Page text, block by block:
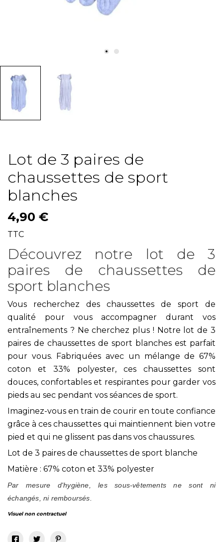
Lot de 3 paires de
chaussettes de sport
blanches
4,90 €
TTC
Découvrez notre lot de 3
paires de chaussettes de
sport blanches
Vous recherchez des chaussettes de sport de
qualité pour vous accompagner durant vos
entraînements ? Ne cherchez plus ! Notre lot de 3
paires de chaussettes de sport blanches est parfait
pour vous. Fabriquées avec un mélange de 67%
coton et 33% polyester, ces chaussettes sont
douces, confortables et respirantes pour garder vos
pieds au sec pendant vos séances de sport.
Imaginez-vous en train de courir en toute confiance
grâce à ces chaussettes qui maintiennent bien votre
pied et qui ne glissent pas dans vos chaussures.
Lot de 3 paires de chaussettes de sport blanche
Matière : 67% coton et 33% polyester
Par mesure d'hygiène, les sous-vêtements ne sont ni
échangés, ni remboursés.
Visuel non contractuel